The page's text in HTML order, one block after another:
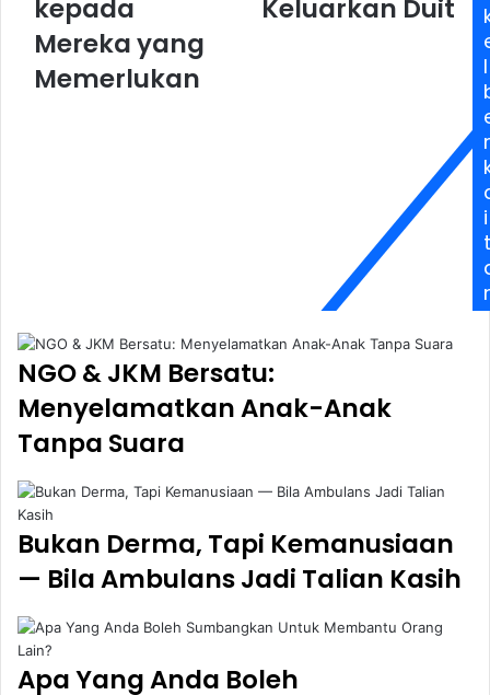
kepada
Mereka yang
Memerlukan
Keluarkan Duit
l
r
i
t
NGO & JKM Bersatu:
Menyelamatkan Anak-Anak
Tanpa Suara
Bukan Derma, Tapi Kemanusiaan
— Bila Ambulans Jadi Talian Kasih
Apa Yang Anda Boleh